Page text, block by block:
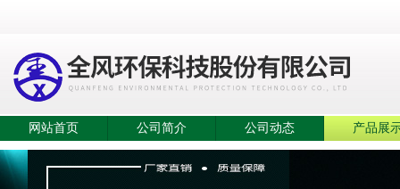
网站首页 公司简介 公司动态 产品展